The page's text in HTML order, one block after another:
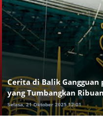
Cerita di Balik Gangguan
yang Tumbangkan
Selasa, 21 Oktober 2025 12:01